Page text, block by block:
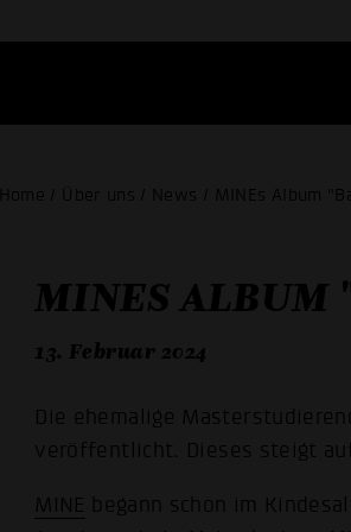
Home / Über uns / News / MINEs Album
MINES ALBUM
13. Februar 2024
Die ehemalige
veröffentlicht. Dieses steigt
MINE begann schon im